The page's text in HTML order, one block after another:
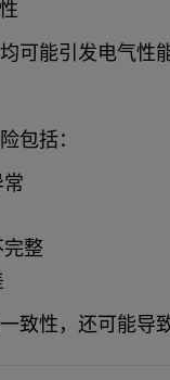
可能引发电气性
包括：
完整
致性，还可能导